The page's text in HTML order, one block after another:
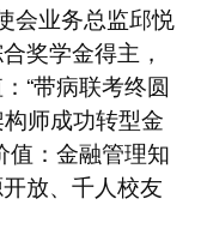
会业务总监邱悦
奖学金得主，
“带病联考终圆
师成功转型金
值：金融管理知
放、千人校友